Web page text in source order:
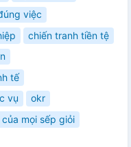
việc
chiến tranh tiền tệ
tế
vụ
okr
mọi sếp giỏi